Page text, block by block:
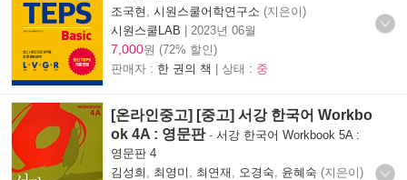
조국현
시원스쿨어학연구소 (지은이)
시원스쿨LAB | 2023년 06월
7,000원 (72% 할인)
판매자 : 한 권의 책 | 상태 : 중
[온라인중고] [중고] 서강 한국어 Workbo
ok 4A : 영문판- 서강 한국어 Workbook 5A :
영문판 4
김성희
최영미 최연재 오경숙 윤혜숙 (지은이)